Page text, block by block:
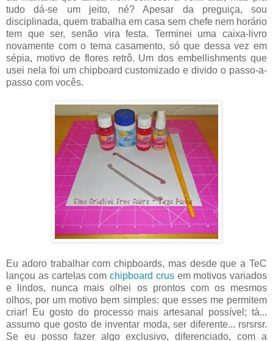
tudo dá-se um jeito, né? Apesar da preguiça, sou
disciplinada, quem trabalha em casa sem chefe nem horário
tem que ser, senão vira festa. Terminei uma caixa-livro
novamente com o tema casamento, só que dessa vez em
sépia, motivo de flores retrô. Um dos embellishments que
usei nela foi um chipboard customizado e divido o passo-a-
passo com vocês.
Eu adoro trabalhar com chipboards, mas desde que a TeC
lançou as cartelas com chipboard crusem motivos variados
e lindos, nunca mais olhei os prontos com os mesmos
olhos, por um motivo bem simples: que esses me permitem
criar! Eu gosto do processo mais artesanal possível; tá...
assumo que gosto de inventar moda, ser diferente... rsrsrsr.
Se eu posso fazer algo exclusivo, diferenciado, com a